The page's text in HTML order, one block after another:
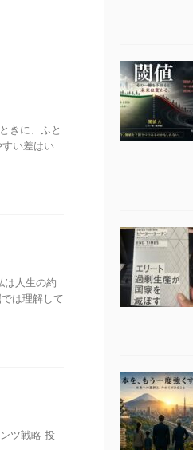
きに、ふと
い差はい
は人生の約
は理解して
ツ戦略 投